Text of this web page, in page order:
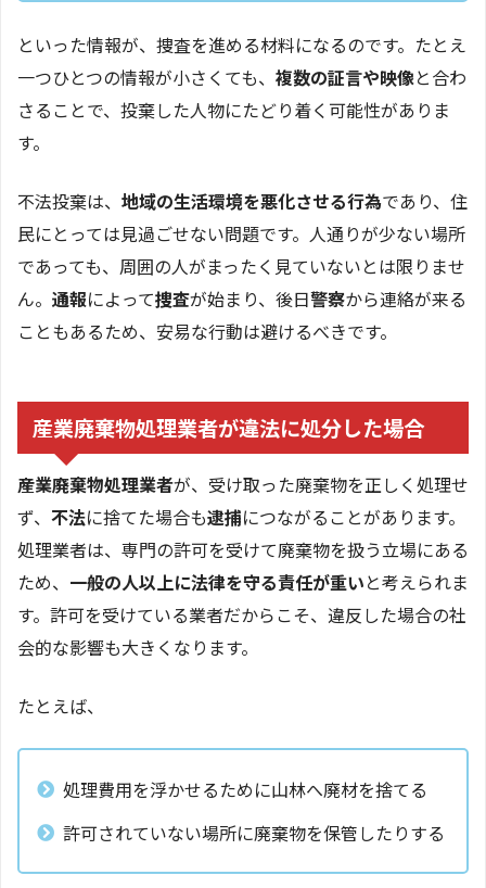
といった情報が、捜査を進める材料になるのです。たとえ
一つひとつの情報が小さくても、 複数の証言や映像と合わ
さることで、投棄した人物にたどり着く可能性がありま
す。
不法投棄は、 地域の生活環境を悪化させる行為であり、住
民にとっては見過ごせない問題です。人通りが少ない場所
であっても、周囲の人がまったく見ていないとは限りませ
ん。 通報によって捜査が始まり、後日警察から連絡が来る
こともあるため、安易な行動は避けるべきです。
産業廃棄物処理業者が違法に処分した場合
産業廃棄物処理業者が、受け取った廃棄物を正しく処理せ
ず、 不法に捨てた場合も逮捕につながることがあります。
処理業者は、専門の許可を受けて廃棄物を扱う立場にある
ため、 一般の人以上に法律を守る責任が重いと考えられま
す。許可を受けている業者だからこそ、違反した場合の社
会的な影響も大きくなります。
たとえば、
処理費用を浮かせるために山林へ廃材を捨てる
許可されていない場所に廃棄物を保管したりする